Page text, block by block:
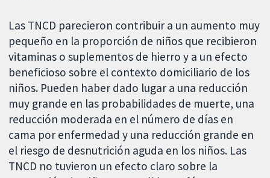
Las TNCD parecieron contribuir a un aumento muy
pequeño en la proporción de niños que recibieron
vitaminas o suplementos de hierro y a un efecto
beneficioso sobre el contexto domiciliario de los
niños. Pueden haber dado lugar a una reducción
muy grande en las probabilidades de muerte, una
reducción moderada en el número de días en
cama por enfermedad y una reducción grande en
el riesgo de desnutrición aguda en los niños. Las
TNCD no tuvieron un efecto claro sobre la